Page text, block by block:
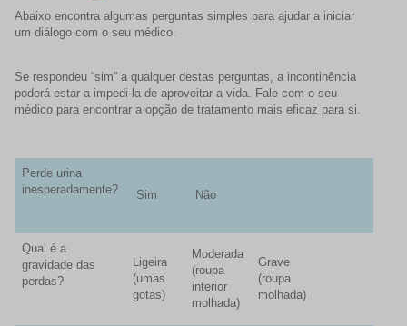
Abaixo encontra algumas perguntas simples para ajudar a iniciar
um diálogo com o seu médico.
Se respondeu “sim” a qualquer destas perguntas, a incontinência
poderá estar a impedi-la de aproveitar a vida. Fale com o seu
médico para encontrar a opção de tratamento mais eficaz para si.
Perde urina
inesperadamente?
Sim Não
Qual é a
gravidade das
perdas?
Ligeira
(umas
gotas)
Moderada
(roupa
interior
molhada)
Grave
(roupa
molhada)